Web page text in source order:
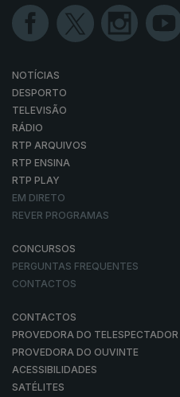
NOTÍCIAS
DESPORTO
TELEVISÃO
RÁDIO
RTP ARQUIVOS
RTP ENSINA
RTP PLAY
EM DIRETO
REVER PROGRAMAS
CONCURSOS
PERGUNTAS FREQUENTES
CONTACTOS
CONTACTOS
PROVEDORA DO TELESPECTADOR
PROVEDORA DO OUVINTE
ACESSIBILIDADES
SATÉLITES